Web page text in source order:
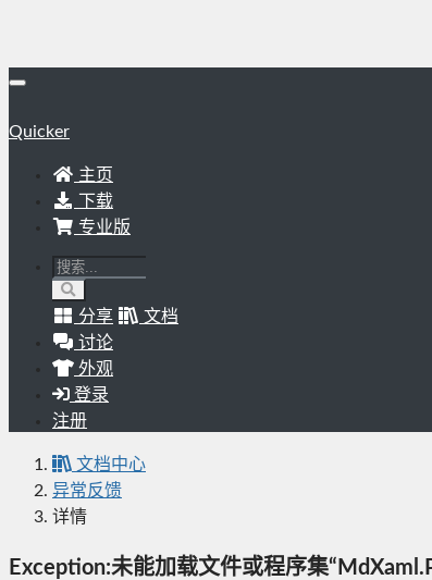
Quicker
主页
下载
专业版
分享
文档
讨论
外观
登录
注册
文档中心
异常反馈
详情
Exception:未能加载文件或程序集